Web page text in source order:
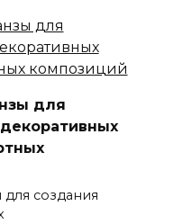
для
создания